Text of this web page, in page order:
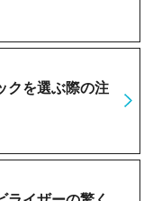
クを選ぶ際の注